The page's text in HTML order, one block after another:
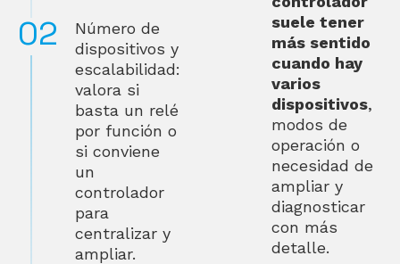
Número de
dispositivos y
escalabilidad:
valora si
basta un relé
por función o
si conviene
un
controlador
para
centralizar y
ampliar.
suele tener
más sentido
cuando hay
varios
dispositivos,
modos de
operación o
necesidad de
ampliar y
diagnosticar
con más
detalle.